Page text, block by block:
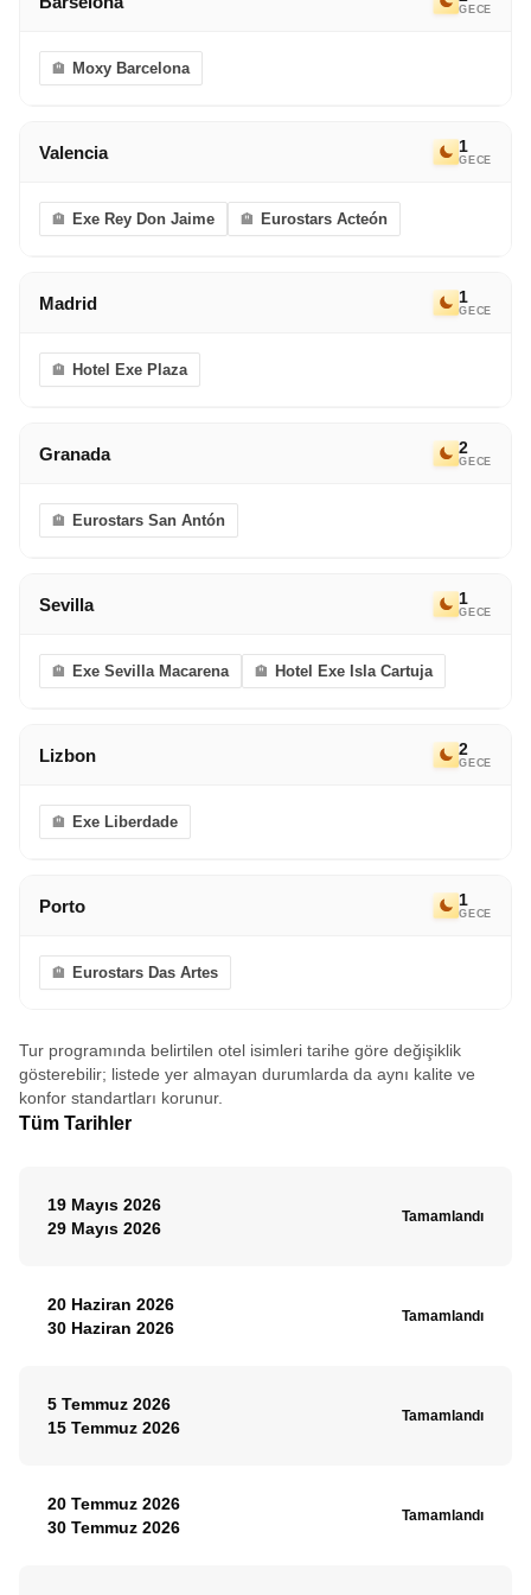
hareket. Porto-İstanbul tarifeli uçağıyla İstanbul’a
Avrupa Rüyası ile kalın.
GECE
Moxy Barcelona
Valencia 1
GECE
Exe Rey Don Jaime Eurostars Acteón
Madrid 1
GECE
Hotel Exe Plaza
Granada 2
GECE
Eurostars San Antón
Sevilla 1
GECE
Exe Sevilla Macarena Hotel Exe Isla Cartuja
Lizbon 2
GECE
Exe Liberdade
Porto 1
GECE
Eurostars Das Artes
Tur programında belirtilen otel isimleri tarihe göre değişiklik
gösterebilir; listede yer almayan durumlarda da aynı kalite ve
konfor standartları korunur.
Tüm Tarihler
19 Mayıs 2026
29 Mayıs 2026
Tamamlandı
20 Haziran 2026
30 Haziran 2026
Tamamlandı
5 Temmuz 2026
15 Temmuz 2026
Tamamlandı
20 Temmuz 2026
30 Temmuz 2026
Tamamlandı